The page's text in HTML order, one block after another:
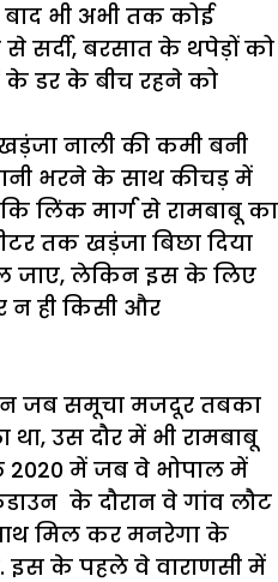
भी अभी तक कोई
सर्दी, बरसात के थपेड़ों को
डर के बीच रहने को
नाली की कमी बनी
भरने के साथ कीचड़ में
लिंक मार्ग से रामबाबू का
तक खड़ंजा बिछा दिया
जाए, लेकिन इस के लिए
न ही किसी और
जब समूचा मजदूर तबका
उस दौर में भी रामबाबू
2020 में जब वे भोपाल में
के दौरान वे गांव लौट
मिल कर मनरेगा के
इस के पहले वे वाराणसी में